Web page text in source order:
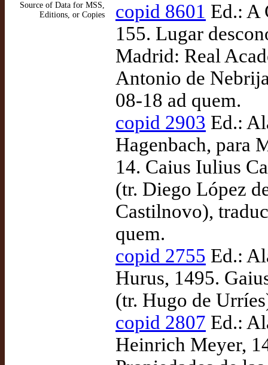
Source of Data for MSS,
Editions, or Copies
copid 8601 Ed.: A
155. Lugar
Madrid: Real
Antonio de
08-18 ad quem.
copid 2903 Ed.:
Hagenbach, para
14. Caius Iulius
(tr. Diego López
Castilnovo),
quem.
copid 2755 Ed.:
Hurus, 1495.
(tr. Hugo de
copid 2807 Ed.:
Heinrich Meyer,